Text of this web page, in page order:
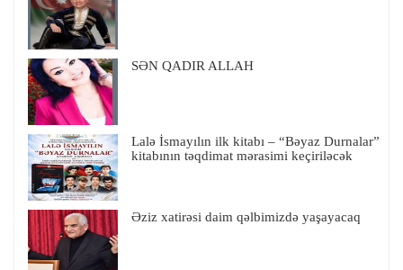
SƏN QADIR ALLAH
Lalə İsmayılın ilk kitabı – “Bəyaz Durnalar”
kitabının təqdimat mərasimi keçiriləcək
Əziz xatirəsi daim qəlbimizdə yaşayacaq